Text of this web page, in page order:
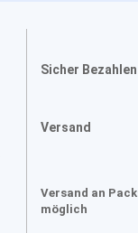
Sicher Bezahlen
Versand
Versand an
möglich